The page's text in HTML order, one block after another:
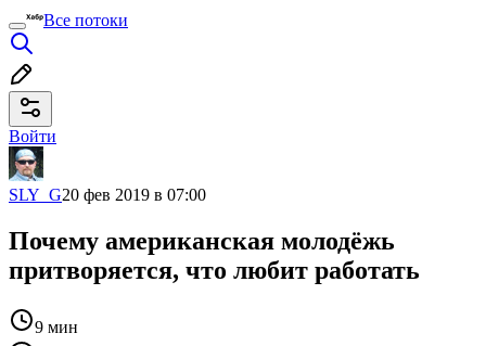
Все потоки
Войти
SLY_G20 фев 2019 в 07:00
Почему американская молодёжь
притворяется, что любит работать
9 мин